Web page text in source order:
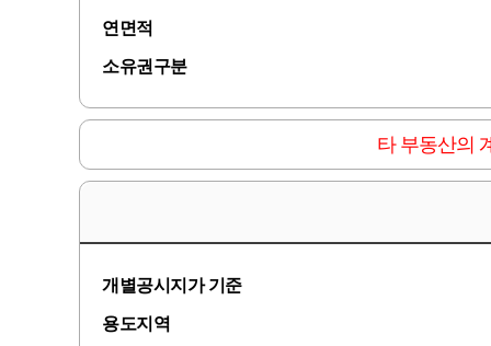
연면적
소유권구분
타 부동산의
개별공시지가 기준
용도지역